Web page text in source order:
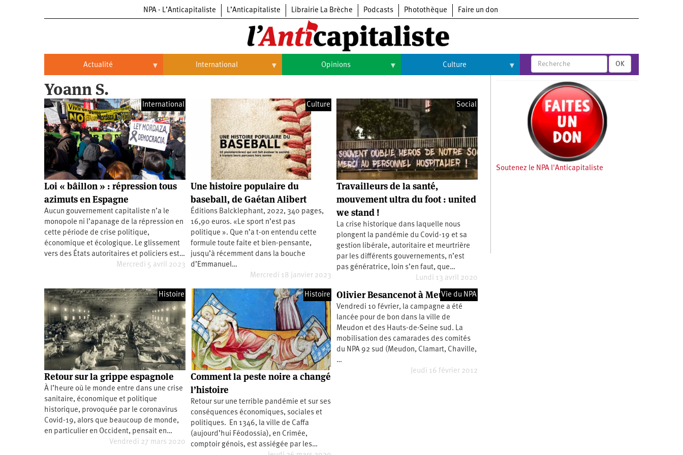
NPA - L’Anticapitaliste L’Anticapitaliste Librairie La Brèche Podcasts Photothèque Faire un don
Actualité
Actualité
Politique
Entreprises
Entreprises
Automobile
Commerce
Hôpitaux
SNCF
Oppressions
Oppressions
Féminisme
LGBTI
Économie
Éducation
Santé
Vidéos
département
International
Brésil
Chine
États-
Unis
Continents
Afrique
Amérique
du
Nord
Amérique
latine
Europe
Moyen-
Orient
Océanie
Opinions
Histoire
Culture
Arts
Cinéma
Expositions
Livres
Musique
OK
Yoann S.
International
Loi « bâillon » : répression tous
azimuts en Espagne
Aucun gouvernement capitaliste n’a le
monopole ni l’apanage de la répression en
cette période de crise politique,
économique et écologique. Le glissement
vers des États autoritaires et policiers est…
Mercredi 5 avril 2023
Culture
Une histoire populaire du
baseball, de Gaétan Alibert
Éditions Balcklephant, 2022, 340 pages,
16,90 euros. «Le sport n’est pas
politique ». Que n’a t-on entendu cette
formule toute faite et bien-pensante,
jusqu’à récemment dans la bouche
d’Emmanuel…
Mercredi 18 janvier 2023
Social
Travailleurs de la santé,
mouvement ultra du foot : united
we stand !
La crise historique dans laquelle nous
plongent la pandémie du Covid-19 et sa
gestion libérale, autoritaire et meurtrière
par les différents gouvernements, n’est
pas génératrice, loin s’en faut, que…
Lundi 13 avril 2020
Histoire
Retour sur la grippe espagnole
À l’heure où le monde entre dans une crise
sanitaire, économique et politique
historique, provoquée par le coronavirus
Covid-19, alors que beaucoup de monde,
en particulier en Occident, pensait en…
Vendredi 27 mars 2020
Histoire
Comment la peste noire a changé
l’histoire
Retour sur une terrible pandémie et sur ses
conséquences économiques, sociales et
politiques. En 1346, la ville de Caffa
(aujourd’hui Féodossia), en Crimée,
comptoir génois, est assiégée par les…
Vie du NPA
Olivier Besancenot à Meudon
Vendredi 10 février, la campagne a été
lancée pour de bon dans la ville de
Meudon et des Hauts-de-Seine sud. La
mobilisation des camarades des comités
du NPA 92 sud (Meudon, Clamart, Chaville,
…
Jeudi 16 février 2012
Soutenez le NPA l'Anticapitaliste